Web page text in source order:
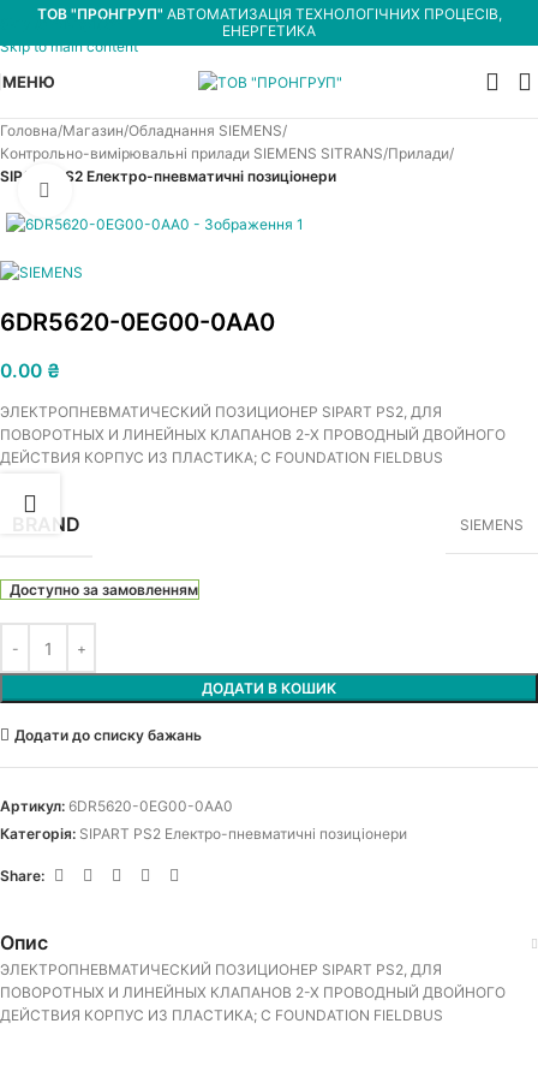
Skip to navigation
Skip to main content
ТОВ "ПРОНГРУП" АВТОМАТИЗАЦІЯ ТЕХНОЛОГІЧНИХ ПРОЦЕСІВ,
ЕНЕРГЕТИКА
МЕНЮ
Головна Магазин Обладнання SIEMENS
Контрольно-вимірювальні прилади SIEMENS SITRANS Прилади
SIPART PS2 Електро-пневматичні позиціонери
Увеличить
6DR5620-0EG00-0AA0
0.00 ₴
ЭЛЕКТРОПНЕВМАТИЧЕСКИЙ ПОЗИЦИОНЕР SIPART PS2, ДЛЯ
ПОВОРОТНЫХ И ЛИНЕЙНЫХ КЛАПАНОВ 2-Х ПРОВОДНЫЙ ДВОЙНОГО
ДЕЙСТВИЯ КОРПУС ИЗ ПЛАСТИКА; С FOUNDATION FIELDBUS
BRAND SIEMENS
Доступно за замовленням
ДОДАТИ В КОШИК
Додати до списку бажань
Артикул: 6DR5620-0EG00-0AA0
Категорія: SIPART PS2 Електро-пневматичні позиціонери
Share:
Опис
ЭЛЕКТРОПНЕВМАТИЧЕСКИЙ ПОЗИЦИОНЕР SIPART PS2, ДЛЯ
ПОВОРОТНЫХ И ЛИНЕЙНЫХ КЛАПАНОВ 2-Х ПРОВОДНЫЙ ДВОЙНОГО
ДЕЙСТВИЯ КОРПУС ИЗ ПЛАСТИКА; С FOUNDATION FIELDBUS